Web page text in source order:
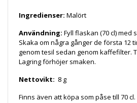
Ingredienser: Malört
Användning: Fyll flaskan (70 cl) med
Skaka om några gånger de första 12
genom tesil sedan genom kaffefilter.
Lagring förhöjer smaken.
Nettovikt: 8 g
Finns även att köpa som påse till 70 cl.